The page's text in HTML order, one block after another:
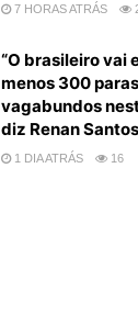
7 HORAS ATRÁS
“O brasileiro vai
menos 300
vagabundos
diz Renan Santos
1 DIA ATRÁS 16